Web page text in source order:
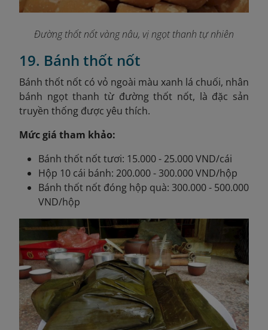
Đường thốt nốt vàng nâu, vị ngọt thanh tự nhiên
19. Bánh thốt nốt
Bánh thốt nốt có vỏ ngoài màu xanh lá chuối, nhân
bánh ngọt thanh từ đường thốt nốt, là đặc sản
truyền thống được yêu thích.
Mức giá tham khảo:
Bánh thốt nốt tươi: 15.000 - 25.000 VND/cái
Hộp 10 cái bánh: 200.000 - 300.000 VND/hộp
Bánh thốt nốt đóng hộp quà: 300.000 - 500.000
VND/hộp